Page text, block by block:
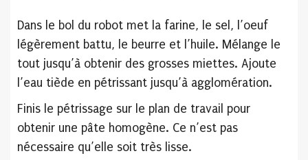
Dans le bol du robot met la farine, le sel, l’oeuf
légèrement battu, le beurre et l’huile. Mélange le
tout jusqu’à obtenir des grosses miettes. Ajoute
l’eau tiède en pétrissant jusqu’à agglomération.
Finis le pétrissage sur le plan de travail pour
obtenir une pâte homogène. Ce n’est pas
nécessaire qu’elle soit très lisse.